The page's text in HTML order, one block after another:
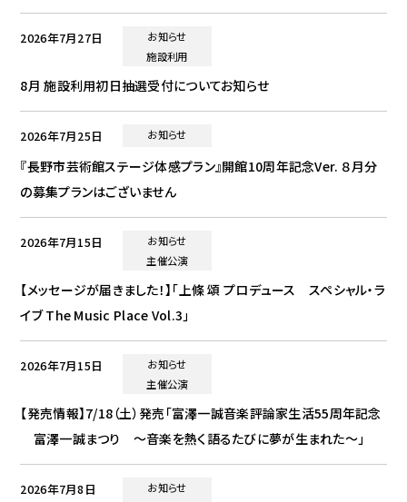
2026年7月27日
お知らせ
施設利用
8月 施設利用初日抽選受付についてお知らせ
2026年7月25日 お知らせ
『長野市芸術館ステージ体感プラン』開館10周年記念Ver. ８月分
の募集プランはございません
2026年7月15日
お知らせ
主催公演
【メッセージが届きました！】「上條 頌 プロデュース スペシャル・ラ
イブ The Music Place Vol.3」
2026年7月15日
お知らせ
主催公演
【発売情報】7/18（土）発売「富澤一誠音楽評論家生活55周年記念
富澤一誠まつり ～音楽を熱く語るたびに夢が生まれた～」
2026年7月8日
お知らせ